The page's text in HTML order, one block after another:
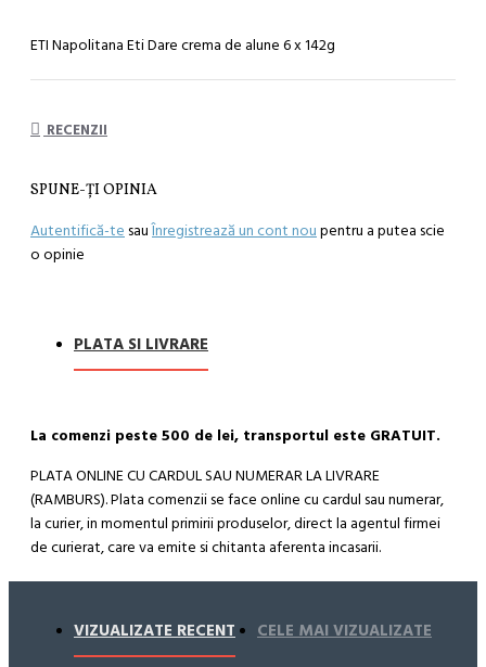
ETI Napolitana Eti Dare crema de alune 6 x 142g
RECENZII
SPUNE-ŢI OPINIA
Autentifică-te sauÎnregistrează un cont nou pentru a putea scie
o opinie
PLATA SI LIVRARE
La comenzi peste 500 de lei, transportul este GRATUIT.
PLATA ONLINE CU CARDUL SAU NUMERAR LA LIVRARE
(RAMBURS). Plata comenzii se face online cu cardul sau numerar,
la curier, in momentul primirii produselor, direct la agentul firmei
de curierat, care va emite si chitanta aferenta incasarii.
Cum se face livrarea produselor:
Livrarea comenzii la adresa indicata de dvs. si este asigurata de
compania de curierat, care va livreaza comanda în decursul a 24-
VIZUALIZATE RECENT CELE MAI VIZUALIZATE